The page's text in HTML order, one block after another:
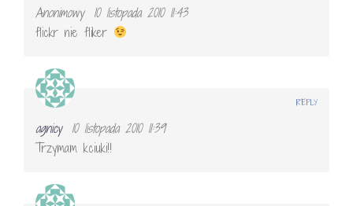
Anonimowy
10 listopada 2010 11:43
flickr nie fliker
agnicy
10 listopada 2010 11:39
Trzymam kciuki!!
REPLY